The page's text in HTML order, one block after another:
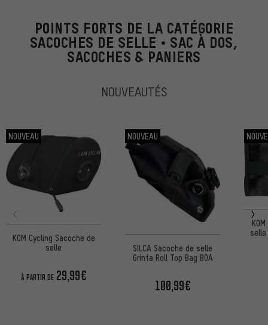
POINTS FORTS DE LA CATÉGORIE
SACOCHES DE SELLE • SAC À DOS,
SACOCHES & PANIERS
NOUVEAUTÉS
NOUVEAU
KOM Cycling Sacoche de
selle
À PARTIR DE 29,99€
NOUVEAU
SILCA Sacoche de selle
Grinta Roll Top Bag BOA
100,99€